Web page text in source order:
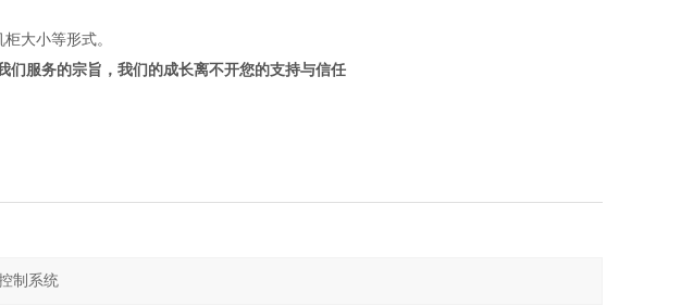
大小等形式。
们服务的宗旨，我们的成长离不开您的支持与信任